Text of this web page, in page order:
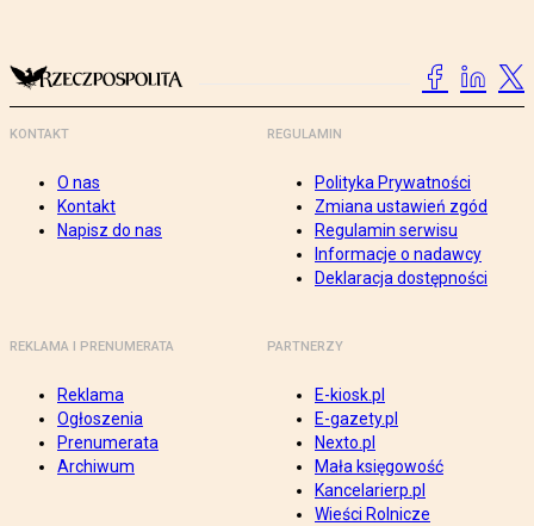
KONTAKT
O nas
Kontakt
Napisz do nas
REGULAMIN
Polityka Prywatności
Zmiana ustawień zgód
Regulamin serwisu
Informacje o nadawcy
Deklaracja dostępności
REKLAMA I PRENUMERATA
Reklama
Ogłoszenia
Prenumerata
Archiwum
PARTNERZY
E-kiosk.pl
E-gazety.pl
Nexto.pl
Mała księgowość
Kancelarierp.pl
Wieści Rolnicze